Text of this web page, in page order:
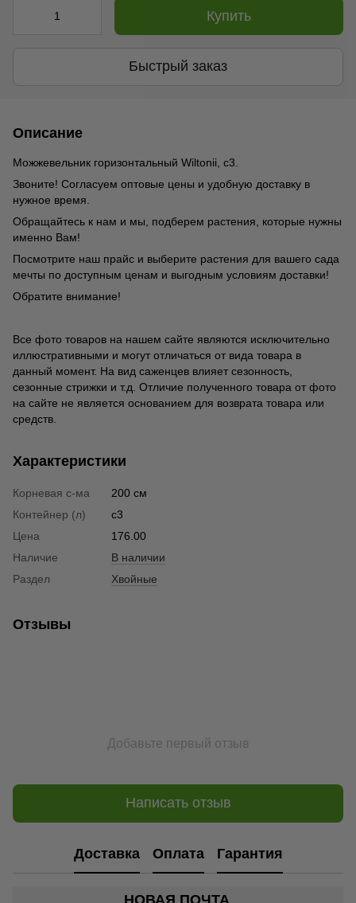
Купить
Быстрый заказ
Описание
Можжевельник горизонтальный Wiltonii, с3.
Звоните! Согласуем оптовые цены и удобную доставку в
нужное время.
Обращайтесь к нам и мы, подберем растения, которые нужны
именно Вам!
Посмотрите наш прайс и выберите растения для вашего сада
мечты по доступным ценам и выгодным условиям доставки!
Обратите внимание!
Все фото товаров на нашем сайте являются исключительно
иллюстративными и могут отличаться от вида товара в
данный момент. На вид саженцев влияет сезонность,
сезонные стрижки и т.д. Отличие полученного товара от фото
на сайте не является основанием для возврата товара или
средств.
Характеристики
Корневая с-ма
200 см
Контейнер (л)
с3
Цена
176.00
Наличие
В наличии
Раздел
Хвойные
Отзывы
Добавьте первый отзыв
Написать отзыв
Доставка Оплата Гарантия
НОВАЯ ПОЧТА